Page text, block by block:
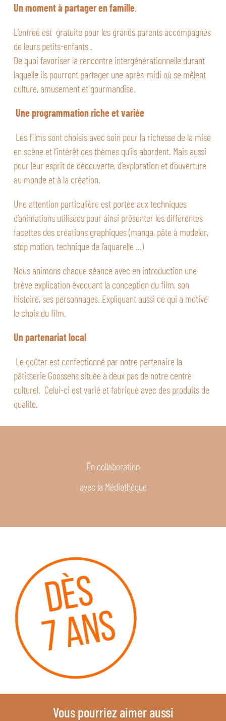
Un moment à partager en famille.
L’entrée est gratuite pour les grands parents accompagnés
de leurs petits-enfants .
De quoi favoriser la rencontre intergénérationnelle durant
laquelle ils pourront partager une après-midi où se mêlent
culture, amusement et gourmandise.
Une programmation riche et variée
Les films sont choisis avec soin pour la richesse de la mise
en scène et l’intérêt des thèmes qu’ils abordent. Mais aussi
pour leur esprit de découverte, d’exploration et d’ouverture
au monde et à la création.
Une attention particulière est portée aux techniques
d’animations utilisées pour ainsi présenter les différentes
facettes des créations graphiques (manga, pâte à modeler,
stop motion, technique de l’aquarelle …)
Nous animons chaque séance avec en introduction une
brève explication évoquant la conception du film, son
histoire, ses personnages. Expliquant aussi ce qui a motivé
le choix du film.
Un partenariat local
Le goûter est confectionné par notre partenaire la
pâtisserie Goossens située à deux pas de notre centre
culturel. Celui-ci est varié et fabriqué avec des produits de
qualité.
En collaboration
avec la Médiathèque
Vous pourriez aimer aussi